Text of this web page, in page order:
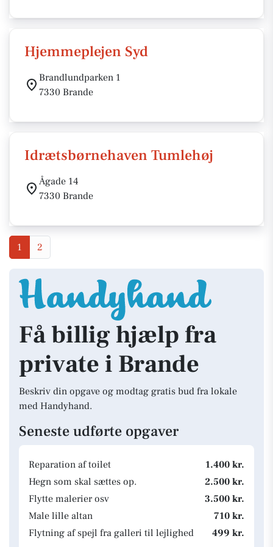
Hjemmeplejen Syd
Brandlundparken 1
7330 Brande
Idrætsbørnehaven Tumlehøj
Ågade 14
7330 Brande
1 2
Få billig hjælp fra
private i Brande
Beskriv din opgave og modtag gratis bud fra lokale
med Handyhand.
Seneste udførte opgaver
Reparation af toilet
1.400 kr.
Hegn som skal sættes op.
2.500 kr.
Flytte malerier osv
3.500 kr.
Male lille altan
710 kr.
Flytning af spejl fra galleri til lejlighed
499 kr.